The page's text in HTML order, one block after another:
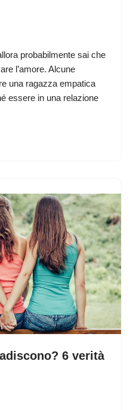
probabilmente sai che
l’amore. Alcune
una ragazza empatica
essere in una relazione
6 verità